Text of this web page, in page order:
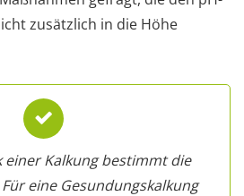
zusätzlich in die Höhe
einer Kalkung bestimmt die
eine Gesundungskalkung